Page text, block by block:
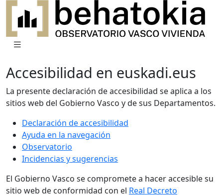
Accesibilidad en euskadi.eus
La presente declaración de accesibilidad se aplica a los
sitios web del Gobierno Vasco y de sus Departamentos.
Declaración de accesibilidad
Ayuda en la navegación
Observatorio
Incidencias y sugerencias
El Gobierno Vasco se compromete a hacer accesible su
sitio web de conformidad con el Real Decreto